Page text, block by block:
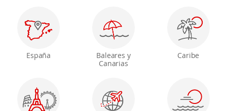
España
Baleares y
Canarias
Caribe